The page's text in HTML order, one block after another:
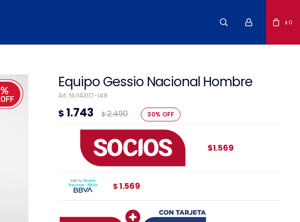
$ 0
Equipo Gessio Nacional Hombre
NU143117-149
$ 1.743 $2.490 30
$1.569
$ 1.569